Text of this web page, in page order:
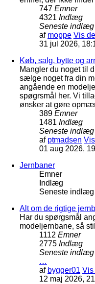
747 Emner
4321 Indlæg
Seneste indlæg
af moppe Vis
31 jul 2026,
Køb, salg, bytte og
Mangler du noget til
sælge noget fra din
angående en
spøgrsmål her. Vi
ønsker at gøre
389 Emner
1481 Indlæg
Seneste indlæg
af ptmadsen
01 aug 2026,
Jernbaner
Emner
Indlæg
Seneste indlæg
Alt om de rigtige
Har du spørgsmål
modeljernbane, så
1112 Emner
2775 Indlæg
Seneste indlæg
…
af bygger01 Vis
12 maj 2026,